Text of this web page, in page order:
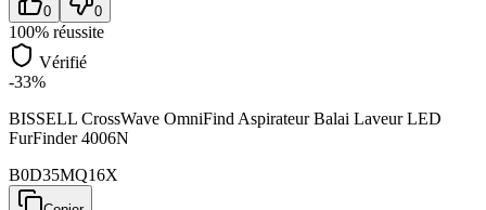
0 0
100% réussite
Vérifié
-33%
BISSELL CrossWave OmniFind Aspirateur Balai Laveur LED
FurFinder 4006N
B0D35MQ16X